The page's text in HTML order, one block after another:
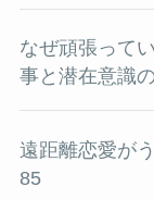
なぜ頑張って
事と潜在意識
遠距離恋愛が
85